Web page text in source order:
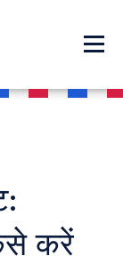
करें